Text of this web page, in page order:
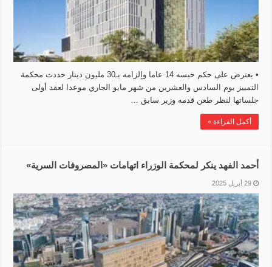
• يعترض على حكم حبسه 14 عاما وإلزامه بـ30 مليون دينار حددت محكمة
التمييز يوم السادس والعشرين من شهر مايو الجاري موعدا لعقد أولى
جلساتها لنظر طعن قدمه وزير سابق …
أكمل القراءة »
أحمد الفهد ينكر لمحكمة الوزراء اتهامات ‏«المصروفات السرية»
29 أبريل 2025